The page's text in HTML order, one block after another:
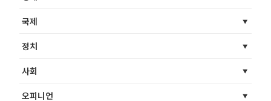
국제
정치
사회
오피니언